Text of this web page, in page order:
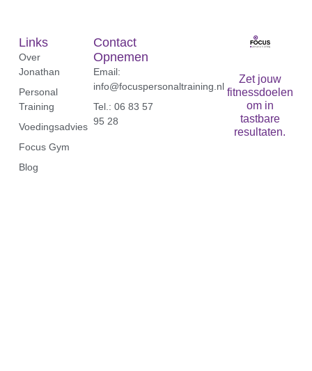
Zet jouw
fitnessdoelen
om in
tastbare
resultaten.
Links
Over
Jonathan
Personal
Training
Voedingsadvies
Focus Gym
Blog
Contact
Opnemen
Email:
info@focuspersonaltraining.nl
Tel.: 06 83 57
95 28‬